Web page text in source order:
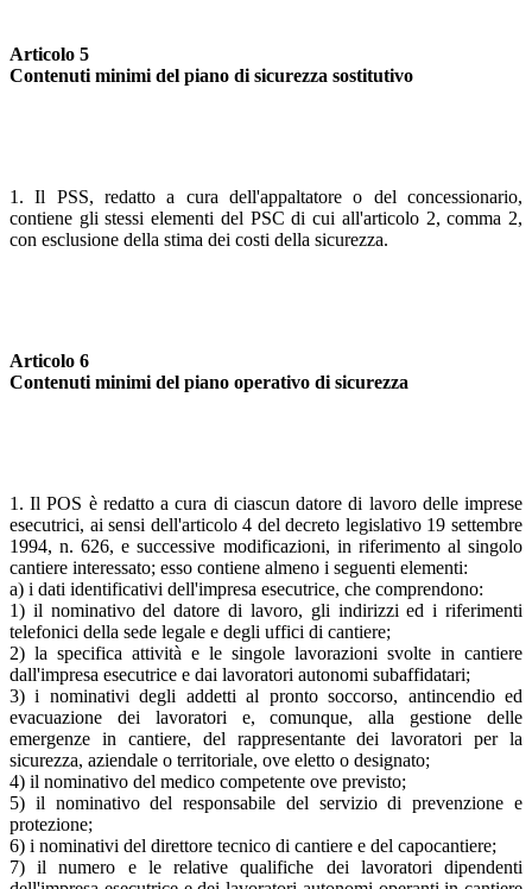
Articolo 5
Contenuti minimi del piano di sicurezza sostitutivo
1. Il PSS, redatto a cura dell'appaltatore o del concessionario,
contiene gli stessi elementi del PSC di cui all'articolo 2, comma 2,
con esclusione della stima dei costi della sicurezza.
Articolo 6
Contenuti minimi del piano operativo di sicurezza
1. Il POS è redatto a cura di ciascun datore di lavoro delle imprese
esecutrici, ai sensi dell'articolo 4 del decreto legislativo 19 settembre
1994, n. 626, e successive modificazioni, in riferimento al singolo
cantiere interessato; esso contiene almeno i seguenti elementi:
a) i dati identificativi dell'impresa esecutrice, che comprendono:
1) il nominativo del datore di lavoro, gli indirizzi ed i riferimenti
telefonici della sede legale e degli uffici di cantiere;
2) la specifica attività e le singole lavorazioni svolte in cantiere
dall'impresa esecutrice e dai lavoratori autonomi subaffidatari;
3) i nominativi degli addetti al pronto soccorso, antincendio ed
evacuazione dei lavoratori e, comunque, alla gestione delle
emergenze in cantiere, del rappresentante dei lavoratori per la
sicurezza, aziendale o territoriale, ove eletto o designato;
4) il nominativo del medico competente ove previsto;
5) il nominativo del responsabile del servizio di prevenzione e
protezione;
6) i nominativi del direttore tecnico di cantiere e del capocantiere;
7) il numero e le relative qualifiche dei lavoratori dipendenti